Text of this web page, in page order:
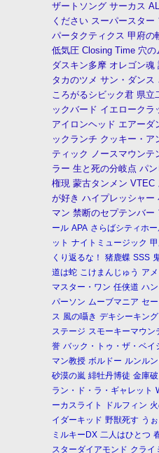
ザートソング サーカス
ください スーパースター
パータクティクス 甲府の
低気圧 Closing Time 穴の
ダスキン多摩 オレゴン魂
タカのツメ サン・ダンス
ころがるシビック君 県立
ックバード イエロークラ
アイロンヘッド エアーダ
ックランチ クッキー・ア
ティック ノースマウンテ
ラー 生と死の分岐点 パ
権現 蒙古タンメン VTEC
が好き ハイプレッシャー
マン 禁断のセプテンバー
ール APA さらばシティホ
ット ナイトミュージック
くり返るな！
猪鹿蝶 SSS
道は蛇 こけまんじゅう ア
マスター・ワン 任侠道 ハ
パーソン ムーブマニア セ
ス 風の囁き デキシーキング
ステージ スモーキーマウン
誉 バック・トゥ・ザ・ベイ
マン教授 ボルドー ルンル
砂漠の嵐 緋牡丹博徒 金庫破
ラン・ド・ラ・ギャレット
ーカスライト
ドルフィン
イダーキッド 野獣死す う
ミルキーDX 二人はひとつ
スターダイアモンド クライ